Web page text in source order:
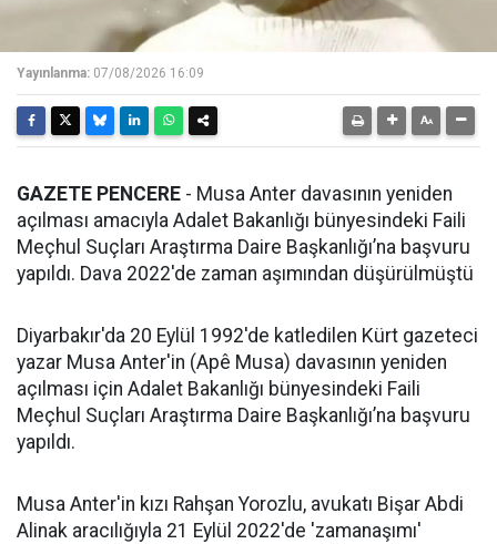
Yayınlanma: 07/08/2026 16:09
GAZETE PENCERE - Musa Anter davasının yeniden
açılması amacıyla Adalet Bakanlığı bünyesindeki Faili
Meçhul Suçları Araştırma Daire Başkanlığı’na başvuru
yapıldı. Dava 2022'de zaman aşımından düşürülmüştü
Diyarbakır'da 20 Eylül 1992'de katledilen Kürt gazeteci
yazar Musa Anter'in (Apê Musa) davasının yeniden
açılması için Adalet Bakanlığı bünyesindeki Faili
Meçhul Suçları Araştırma Daire Başkanlığı’na başvuru
yapıldı.
Musa Anter'in kızı Rahşan Yorozlu, avukatı Bişar Abdi
Alinak aracılığıyla 21 Eylül 2022'de 'zamanaşımı'